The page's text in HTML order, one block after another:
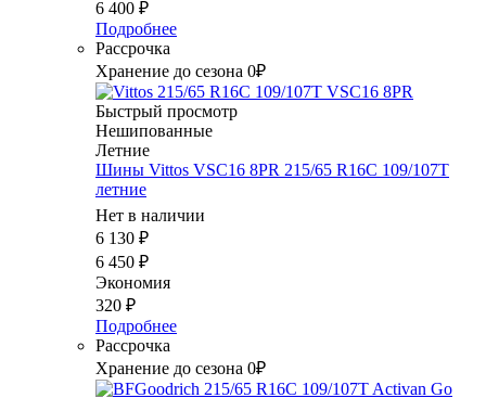
6 400 ₽
Подробнее
Рассрочка
Хранение до сезона 0₽
Быстрый просмотр
Нешипованные
Летние
Шины Vittos VSC16 8PR 215/65 R16C 109/107T
летние
Нет в наличии
6 130 ₽
6 450 ₽
Экономия
320 ₽
Подробнее
Рассрочка
Хранение до сезона 0₽